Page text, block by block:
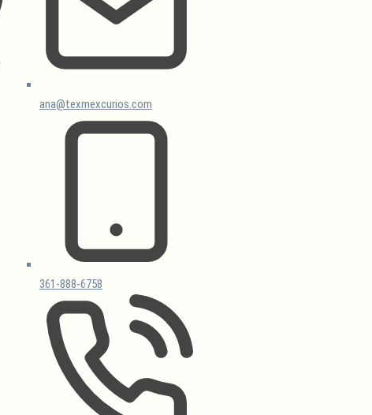
ana@texmexcurios.com
361-888-6758